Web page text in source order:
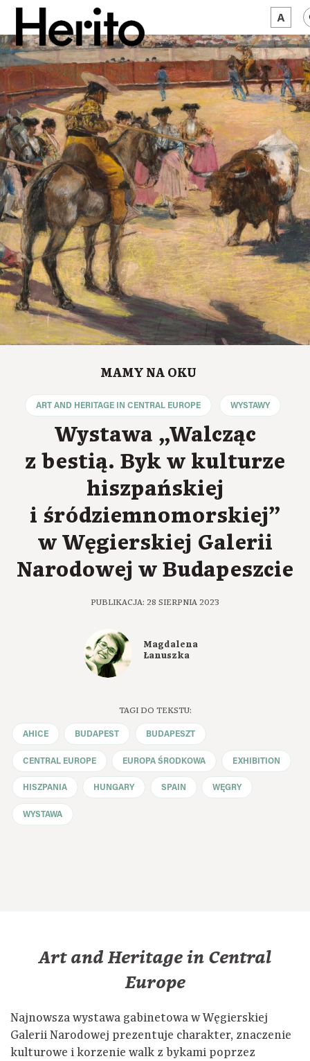
MAGAZYN
MAMY NA OKU
O NAS
JĘZYK: PL
MAMY NA OKU
ART AND HERITAGE IN CENTRAL EUROPE WYSTAWY
Wystawa „Walcząc
z bestią. Byk w kulturze
hiszpańskiej
i śródziemnomorskiej”
w Węgierskiej Galerii
Narodowej w Budapeszcie
PUBLIKACJA: 28 SIERPNIA 2023
Magdalena
Łanuszka
TAGI DO TEKSTU:
AHICE BUDAPEST BUDAPESZT
CENTRAL EUROPE EUROPA ŚRODKOWA EXHIBITION
HISZPANIA HUNGARY SPAIN WĘGRY
WYSTAWA
Art and Heritage in Central
Europe
Najnowsza wystawa gabinetowa w Węgierskiej
Galerii Narodowej prezentuje charakter, znaczenie
kulturowe i korzenie walk z bykami poprzez